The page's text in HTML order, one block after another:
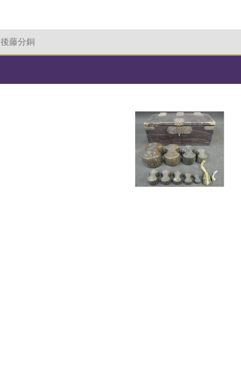
後藤分銅